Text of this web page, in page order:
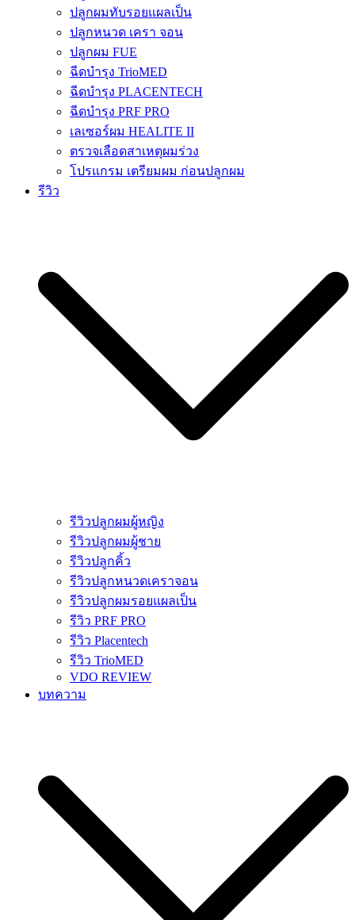
ปลูกผมทับรอยแผลเป็น
ปลูกหนวด เครา จอน
ปลูกผม FUE
ฉีดบำรุง TrioMED
ฉีดบำรุง PLACENTECH
ฉีดบำรุง PRF PRO
เลเซอร์ผม HEALITE II
ตรวจเลือดสาเหตุผมร่วง
โปรแกรม เตรียมผม ก่อนปลูกผม
รีวิว
รีวิวปลูกผมผู้หญิง
รีวิวปลูกผมผู้ชาย
รีวิวปลูกคิ้ว
รีวิวปลูกหนวดเคราจอน
รีวิวปลูกผมรอยแผลเป็น
รีวิว PRF PRO
รีวิว Placentech
รีวิว TrioMED
VDO REVIEW
บทความ